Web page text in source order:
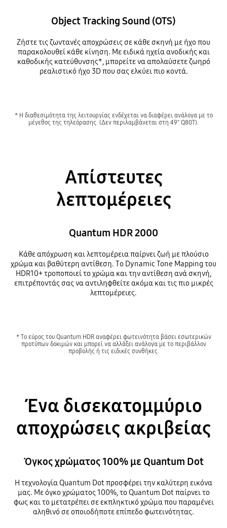
Object Tracking Sound (OTS)
Ζήστε τις ζωντανές αποχρώσεις σε κάθε σκηνή με ήχο που
παρακολουθεί κάθε κίνηση. Με ειδικά ηχεία ανοδικής και
καθοδικής κατεύθυνσης*, μπορείτε να απολαύσετε ζωηρό
ρεαλιστικό ήχο 3D που σας ελκύει πιο κοντά.
* Η διαθεσιμότητα της λειτουργίας ενδέχεται να διαφέρει ανάλογα με το
μέγεθος της τηλεόρασης. (Δεν περιλαμβάνεται στη 49" Q80T).
Απίστευτες
λεπτομέρειες
Quantum HDR 2000
Κάθε απόχρωση και λεπτομέρεια παίρνει ζωή με πλούσιο
χρώμα και βαθύτερη αντίθεση. Το Dynamic Tone Mapping του
HDR10+ τροποποιεί το χρώμα και την αντίθεση ανά σκηνή,
επιτρέποντάς σας να αντιληφθείτε ακόμα και τις πιο μικρές
λεπτομέρειες.
* Το εύρος του Quantum HDR αναφέρει φωτεινότητα βάσει εσωτερικών
προτύπων δοκιμών και μπορεί να αλλάξει ανάλογα με το περιβάλλον
προβολής ή τις ειδικές συνθήκες.
Ένα δισεκατομμύριο
αποχρώσεις ακριβείας
Όγκος χρώματος 100% με Quantum Dot
Η τεχνολογία Quantum Dot προσφέρει την καλύτερη εικόνα
μας. Με όγκο χρώματος 100%, το Quantum Dot παίρνει το
φως και το μετατρέπει σε εκπληκτικό χρώμα που παραμένει
αληθινό σε οποιοδήποτε επίπεδο φωτεινότητας.